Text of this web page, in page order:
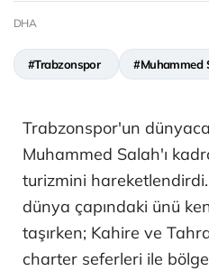
DHA
#Trabzonspor #Muhammed
Trabzonspor'un dünyaca
Muhammed Salah'ı
turizmini hareketlendirdi.
dünya çapındaki ünü
taşırken; Kahire ve
charter seferleri ile